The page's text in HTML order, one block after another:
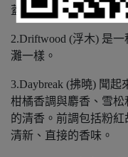
蓋異味，因為它可以中
2.Driftwood (浮木) 是
灘一樣。
3.Daybreak (拂曉) 聞
柑橘香調與麝香、雪
的清香。前調包括粉
清新、直接的香味。